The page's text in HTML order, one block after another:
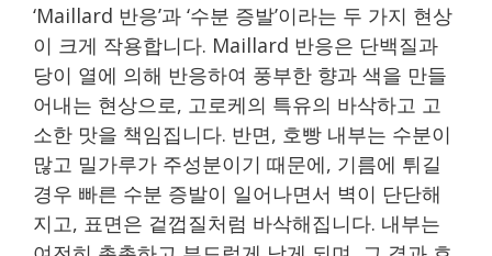
‘Maillard 반응’과 ‘수분 증발’이라는 두 가지 현상
이 크게 작용합니다. Maillard 반응은 단백질과
당이 열에 의해 반응하여 풍부한 향과 색을 만들
어내는 현상으로, 고로케의 특유의 바삭하고 고
소한 맛을 책임집니다. 반면, 호빵 내부는 수분이
많고 밀가루가 주성분이기 때문에, 기름에 튀길
경우 빠른 수분 증발이 일어나면서 벽이 단단해
지고, 표면은 겉껍질처럼 바삭해집니다. 내부는